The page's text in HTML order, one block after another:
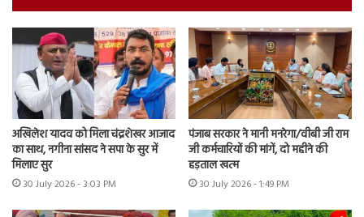
अखिलेश यादव को मिला चंद्रशेखर आजाद
का साथ, नगीना सांसद ने सपा के सुर में
मिलाए सुर
30 July 2026 - 3:03 PM
पंजाब सरकार ने मानी मनरेगा/वीबी जी राम
जी कर्मचारियों की मांगें, दो महीने की
हड़ताल खत्म
30 July 2026 - 1:49 PM